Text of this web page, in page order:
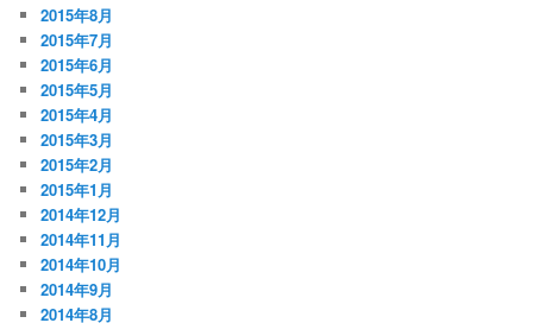
2015年8月
2015年7月
2015年6月
2015年5月
2015年4月
2015年3月
2015年2月
2015年1月
2014年12月
2014年11月
2014年10月
2014年9月
2014年8月